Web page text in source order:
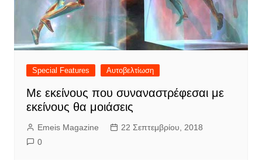
Special Features Αυτοβελτίωση
Με εκείνους που συναναστρέφεσαι με
εκείνους θα μοιάσεις
Emeis Magazine
22 Σεπτεμβρίου, 2018
0